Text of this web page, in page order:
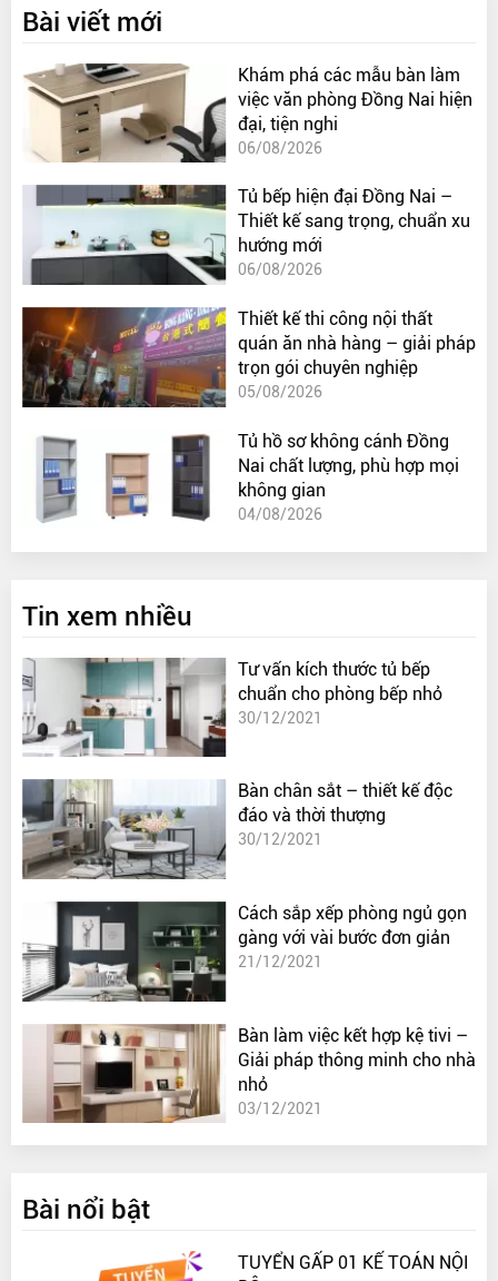
Bài viết mới
Khám phá các mẫu bàn làm
việc văn phòng Đồng Nai hiện
đại, tiện nghi
06/08/2026
Tủ bếp hiện đại Đồng Nai –
Thiết kế sang trọng, chuẩn xu
hướng mới
06/08/2026
Thiết kế thi công nội thất
quán ăn nhà hàng – giải pháp
trọn gói chuyên nghiệp
05/08/2026
Tủ hồ sơ không cánh Đồng
Nai chất lượng, phù hợp mọi
không gian
04/08/2026
Tin xem nhiều
Tư vấn kích thước tủ bếp
chuẩn cho phòng bếp nhỏ
30/12/2021
Bàn chân sắt – thiết kế độc
đáo và thời thượng
30/12/2021
Cách sắp xếp phòng ngủ gọn
gàng với vài bước đơn giản
21/12/2021
Bàn làm việc kết hợp kệ tivi –
Giải pháp thông minh cho nhà
nhỏ
03/12/2021
Bài nổi bật
TUYỂN GẤP 01 KẾ TOÁN NỘI